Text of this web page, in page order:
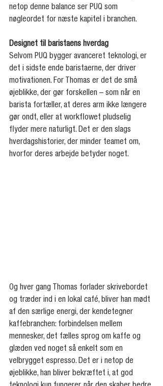
netop denne balance ser PUQ som
nøgleordet for næste kapitel i branchen.
Designet til baristaens hverdag
Selvom PUQ bygger avanceret teknologi, er
det i sidste ende baristaerne, der driver
motivationen. For Thomas er det de små
øjeblikke, der gør forskellen – som når en
barista fortæller, at deres arm ikke længere
gør ondt, eller at workflowet pludselig
flyder mere naturligt. Det er den slags
hverdagshistorier, der minder teamet om,
hvorfor deres arbejde betyder noget.
Og hver gang Thomas forlader skrivebordet
og træder ind i en lokal café, bliver han mødt
af den særlige energi, der kendetegner
kaffebranchen: forbindelsen mellem
mennesker, det fælles sprog om kaffe og
glæden ved noget så enkelt som en
velbrygget espresso. Det er i netop de
øjeblikke, han bliver bekræftet i, at god